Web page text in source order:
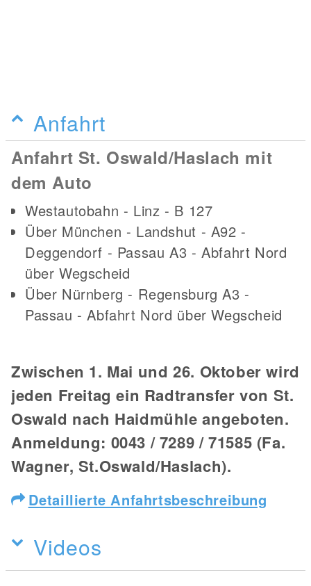
Anfahrt
Anfahrt St. Oswald/Haslach mit
dem Auto
Westautobahn - Linz - B 127
Über München - Landshut - A92 -
Deggendorf - Passau A3 - Abfahrt Nord
über Wegscheid
Über Nürnberg - Regensburg A3 -
Passau - Abfahrt Nord über Wegscheid
Zwischen 1. Mai und 26. Oktober wird
jeden Freitag ein Radtransfer von St.
Oswald nach Haidmühle angeboten.
Anmeldung: 0043 / 7289 / 71585 (Fa.
Wagner, St.Oswald/Haslach).
Detaillierte Anfahrtsbeschreibung
Videos